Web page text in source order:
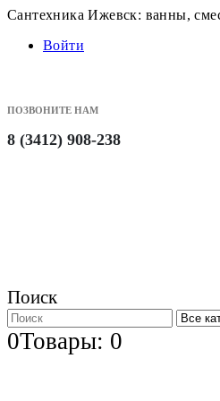
Сантехника Ижевск: ванны,
Войти
ПОЗВОНИТЕ НАМ
8 (3412) 908-238
Поиск
0Товары: 0